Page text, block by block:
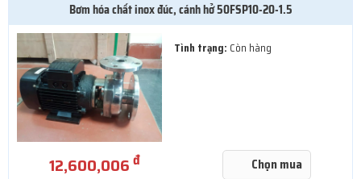
Bơm hóa chất inox đúc, cánh hở 50FSP10-20-1.5
Tình trạng: Còn hàng
12,600,006đ Chọn mua